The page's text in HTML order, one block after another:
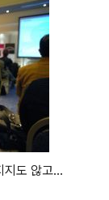
지도 않고...